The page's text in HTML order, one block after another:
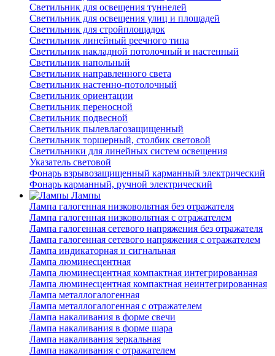
Светильник для освещения туннелей
Светильник для освещения улиц и площадей
Светильник для стройплощадок
Светильник линейный реечного типа
Светильник накладной потолочный и настенный
Светильник напольный
Светильник направленного света
Светильник настенно-потолочный
Светильник ориентации
Светильник переносной
Светильник подвесной
Светильник пылевлагозащищенный
Светильник торшерный, столбик световой
Светильники для линейных систем освещения
Указатель световой
Фонарь взрывозащищенный карманный электрический
Фонарь карманный, ручной электрический
Лампы
Лампа галогенная низковольтная без отражателя
Лампа галогенная низковольтная с отражателем
Лампа галогенная сетевого напряжения без отражателя
Лампа галогенная сетевого напряжения с отражателем
Лампа индикаторная и сигнальная
Лампа люминесцентная
Лампа люминесцентная компактная интегрированная
Лампа люминесцентная компактная неинтегрированная
Лампа металлогалогенная
Лампа металлогалогенная с отражателем
Лампа накаливания в форме свечи
Лампа накаливания в форме шара
Лампа накаливания зеркальная
Лампа накаливания с отражателем